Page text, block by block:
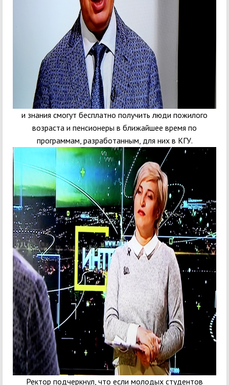
и знания смогут бесплатно получить люди пожилого
возраста и пенсионеры в ближайшее время по
программам, разработанным, для них в КГУ.
Ректор подчеркнул, что если молодых студентов